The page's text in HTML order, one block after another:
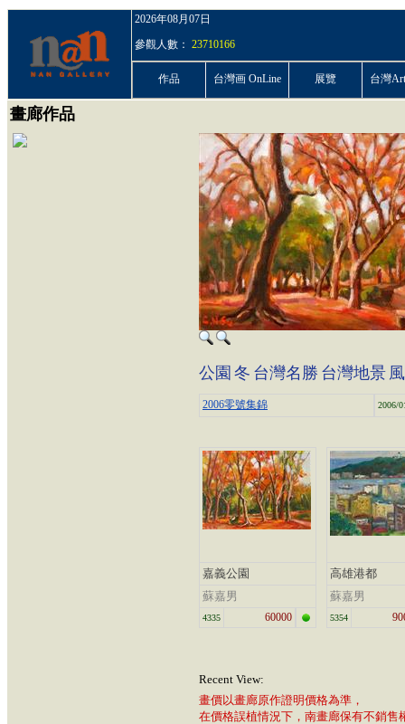
2026年08月07日
參觀人數： 23710166
作品 台灣画 OnLine 展覽 台灣
畫廊作品
公園 冬 台灣名勝 台灣地景
2006零號集錦 2006/
嘉義公園
蘇嘉男
4335 60000
高雄港都
蘇嘉男
5354
Recent View:
畫價以畫廊原作證明價格為準，
在價格誤植情況下，南畫廊保有不銷售